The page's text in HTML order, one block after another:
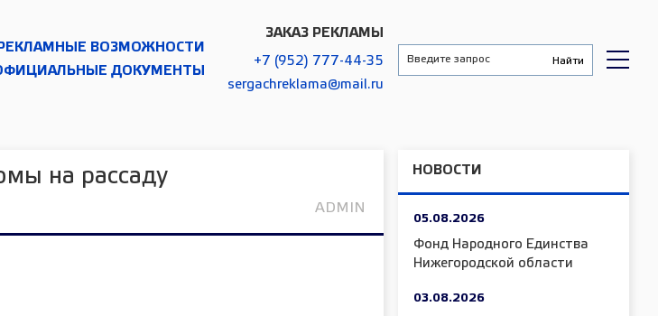
РЕКЛАМНЫЕ ВОЗМОЖНОСТИ
ДОКУМЕНТЫ
ЗАКАЗ РЕКЛАМЫ
+7 (952) 777-44-35
sergachreklama@mail.ru
на рассаду
ADMIN
НОВОСТИ
05.08.2026
Фонд Народного Единства
Нижегородской области
03.08.2026